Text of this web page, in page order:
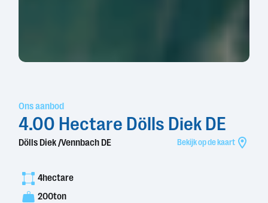
Ons aanbod
4.00 Hectare Dölls Diek DE
Dölls Diek /Vennbach DE Bekijk op de kaart
4hectare
200ton